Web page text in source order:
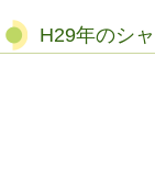
H29年のシ